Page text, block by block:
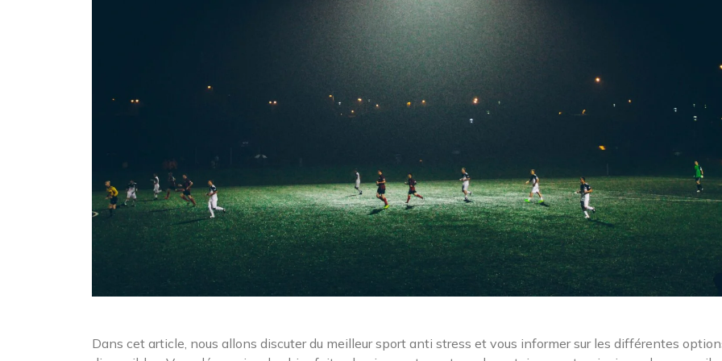
Dans cet article, nous allons discuter du meilleur sport anti stress et vous informer sur les différentes